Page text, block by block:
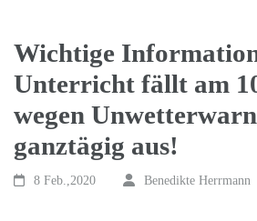
Wichtige
Unterricht fällt am
wegen
ganztägig aus!
8 Feb.,2020 Benedikte Herrmann